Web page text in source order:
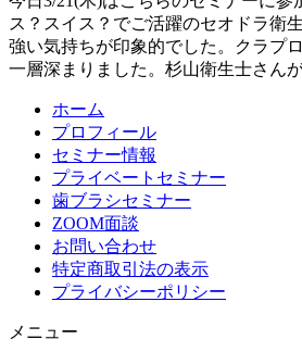
ス？スイス？でご活躍のセオドラ衛
強い気持ちが印象的でした。クラプ
一層深まりました。杉山衛生士さん
ホーム
プロフィール
セミナー情報
プライベートセミナー
歯ブラシセミナー
ZOOM面談
お問い合わせ
特定商取引法の表示
プライバシーポリシー
メニュー